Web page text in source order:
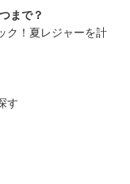
まで？
ク！夏レジャーを計
す